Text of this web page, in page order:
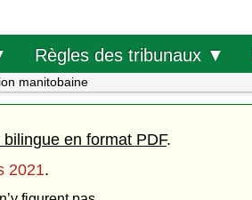
Règles des tribunaux ▼
manitobaine
en format PDF.
2021.